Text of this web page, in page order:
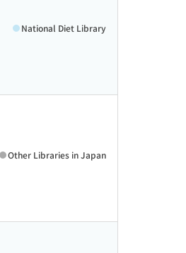
National Diet Library
Other Libraries in Japan